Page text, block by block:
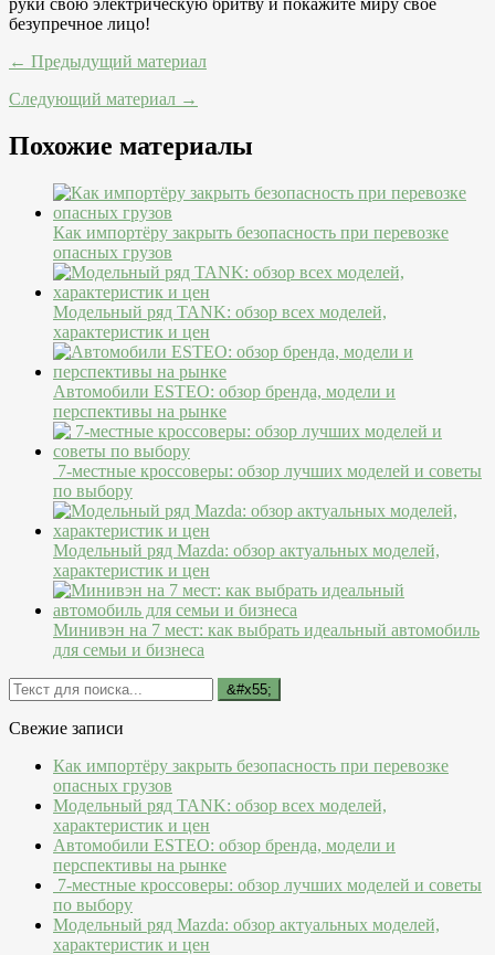
безупречное лицо!
← Предыдущий материал
Следующий материал →
Похожие материалы
Как импортёру закрыть безопасность при перевозке
опасных грузов
Модельный ряд TANK: обзор всех моделей,
характеристик и цен
Автомобили ESTEO: обзор бренда, модели и
перспективы на рынке
7-местные кроссоверы: обзор лучших моделей и советы
по выбору
Модельный ряд Mazda: обзор актуальных моделей,
характеристик и цен
Минивэн на 7 мест: как выбрать идеальный автомобиль
для семьи и бизнеса
Свежие записи
Как импортёру закрыть безопасность при перевозке
опасных грузов
Модельный ряд TANK: обзор всех моделей,
характеристик и цен
Автомобили ESTEO: обзор бренда, модели и
перспективы на рынке
7-местные кроссоверы: обзор лучших моделей и советы
по выбору
Модельный ряд Mazda: обзор актуальных моделей,
характеристик и цен